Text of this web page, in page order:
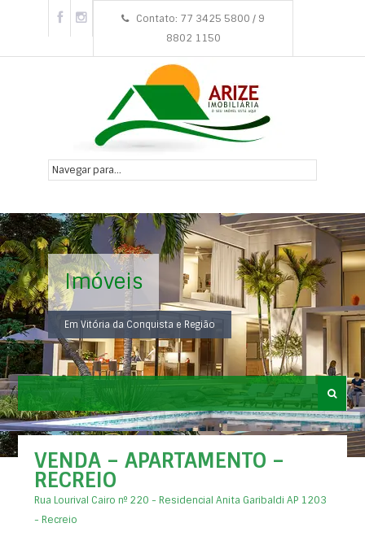
Contato: 77 3425 5800 / 9
8802 1150
Imóveis
Em Vitória da Conquista e Região
VENDA – APARTAMENTO –
RECREIO
Rua Lourival Cairo nº 220 - Residencial Anita Garibaldi AP 1203
- Recreio